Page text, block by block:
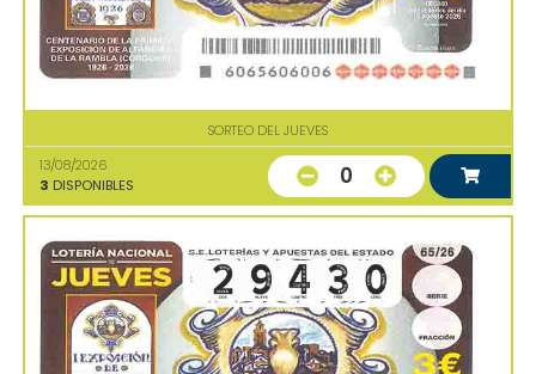
SORTEO DEL JUEVES
13/08/2026
3 DISPONIBLES 0